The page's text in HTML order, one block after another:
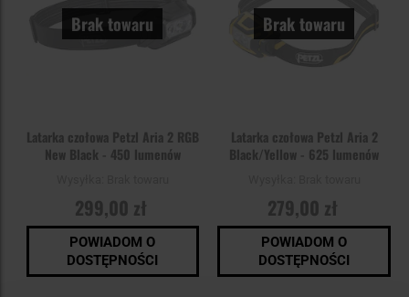
Brak towaru
Latarka czołowa Petzl Aria 2 RGB
New Black - 450 lumenów
299,00 zł
POWIADOM O
DOSTĘPNOŚCI
Brak towaru
Latarka czołowa Petzl Aria 2
Black/Yellow - 625 lumenów
279,00 zł
POWIADOM O
DOSTĘPNOŚCI